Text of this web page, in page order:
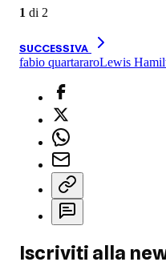
1 di 2
SUCCESSIVA
fabio quartararoLewis
Iscriviti alla